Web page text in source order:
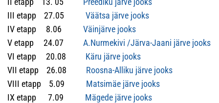
III etapp 27.05
Väätsa järve jooks
IV etapp 8.06 Väinjärve jooks
V etapp 24.07
A.Nurmekivi /Järva-Jaani järve jooks
VI etapp 20.08 Käru järve jooks
VII etapp 26.08
Roosna-Alliku järve jooks
VIII etapp 5.09
Matsimäe järve jooks
IX etapp 7.09
Mägede järve jooks